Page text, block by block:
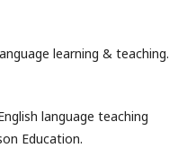
learning & teaching.
language teaching
Education.